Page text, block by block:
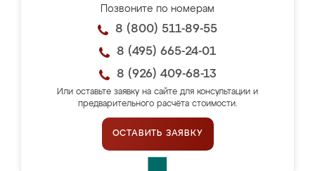
Позвоните по номерам
8 (800) 511-89-55
8 (495) 665-24-01
8 (926) 409-68-13
Или оставьте заявку на сайте для консультации и
предварительного расчёта стоимости.
ОСТАВИТЬ ЗАЯВКУ